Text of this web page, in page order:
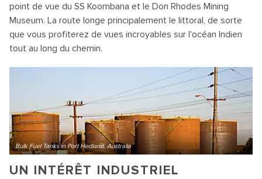
point de vue du SS Koombana et le Don Rhodes Mining
Museum. La route longe principalement le littoral, de sorte
que vous profiterez de vues incroyables sur l'océan Indien
tout au long du chemin.
Bulk Fuel Tanks in Port Hedland, Australia
UN INTÉRÊT INDUSTRIEL